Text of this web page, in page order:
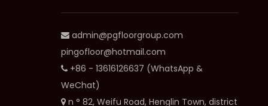
 admin@pgfloorgroup.com
pingofloor@hotmail.com
+86 - 13616126637 (WhatsApp &
WeChat)
n ° 82, Weifu Road, Henglin Town, district